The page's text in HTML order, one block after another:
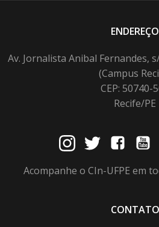
ENDEREÇO
Av. Jornalista Anibal Fernandes,
(Campus
CEP: 50740-
Recife/PE
Acompanhe o CIn-UFPE em
CONTATO